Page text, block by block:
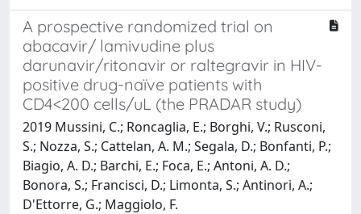
A prospective randomized trial on
abacavir/ lamivudine plus
darunavir/ritonavir or raltegravir in HIV-
positive drug-naïve patients with
CD4<200 cells/uL (the PRADAR study)
2019 Mussini, C.; Roncaglia, E.; Borghi, V.; Rusconi,
S.; Nozza, S.; Cattelan, A. M.; Segala, D.; Bonfanti, P.;
Biagio, A. D.; Barchi, E.; Foca, E.; Antoni, A. D.;
Bonora, S.; Francisci, D.; Limonta, S.; Antinori, A.;
D'Ettorre, G.; Maggiolo, F.